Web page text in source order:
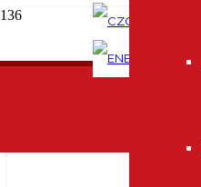
CZ
EN